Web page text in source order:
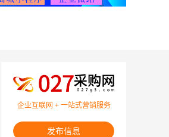
企业互联网 + 一站式营销服务
发布信息